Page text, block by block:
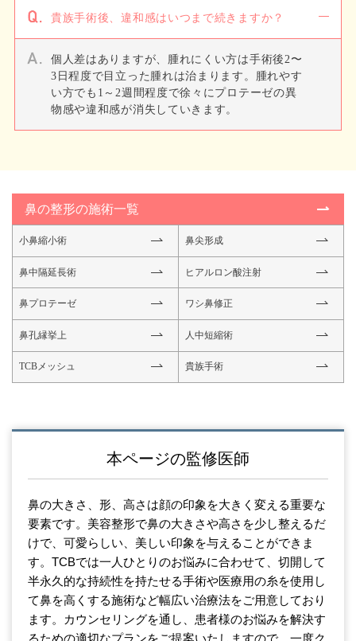
貴族手術後、違和感はいつまで続きますか？
個人差はありますが、腫れにくい方は手術後2〜
3日程度で目立った腫れは治まります。腫れやす
い方でも1～2週間程度で徐々にプロテーゼの異
物感や違和感が消失していきます。
鼻の整形の施術一覧
小鼻縮小術 鼻尖形成
鼻中隔延長術 ヒアルロン酸注射
鼻プロテーゼ ワシ鼻修正
鼻孔縁挙上 人中短縮術
TCBメッシュ 貴族手術
本ページの監修医師
鼻の大きさ、形、高さは顔の印象を大きく変える重要な
要素です。美容整形で鼻の大きさや高さを少し整えるだ
けで、可愛らしい、美しい印象を与えることができま
す。TCBでは一人ひとりのお悩みに合わせて、切開して
半永久的な持続性を持たせる手術や医療用の糸を使用し
て鼻を高くする施術など幅広い治療法をご用意しており
ます。カウンセリングを通し、患者様のお悩みを解決す